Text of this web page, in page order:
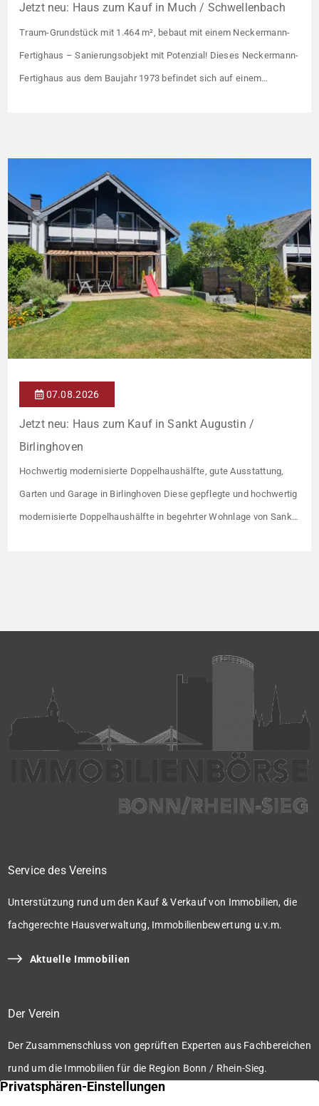
Jetzt neu: Haus zum Kauf in Much / Schwellenbach
Traum-Grundstück mit 1.464 m², bebaut mit einem Neckermann-
Fertighaus – Sanierungsobjekt mit Potenzial! Dieses Neckermann-
Fertighaus aus dem Baujahr 1973 befindet sich auf einem
Familien, Mehrgenerationenwohnen oder die Kombination aus
Wohnen und Vermieten. Das […]
07.08.2026
Jetzt neu: Haus zum Kauf in Sankt Augustin /
Birlinghoven
Hochwertig modernisierte Doppelhaushälfte, gute Ausstattung,
Garten und Garage in Birlinghoven Diese gepflegte und hochwertig
modernisierte Doppelhaushälfte in begehrter Wohnlage von Sankt
Terrasse bildet den Mittelpunkt des Hauses. […]
Der Verein
Der Zusammenschluss von geprüften Experten aus Fachbereichen
rund um die Immobilien für die Region Bonn / Rhein-Sieg.
Service des Vereins
Unterstützung rund um den Kauf & Verkauf von Immobilien, die
fachgerechte Hausverwaltung, Immobilienbewertung u.v.m.
Aktuelle Immobilien